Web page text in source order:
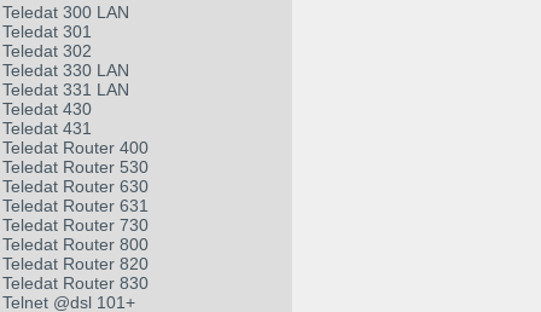
Teledat 300 LAN
Teledat 301
Teledat 302
Teledat 330 LAN
Teledat 331 LAN
Teledat 430
Teledat 431
Teledat Router 400
Teledat Router 530
Teledat Router 630
Teledat Router 631
Teledat Router 730
Teledat Router 800
Teledat Router 820
Teledat Router 830
Telnet @dsl 101+